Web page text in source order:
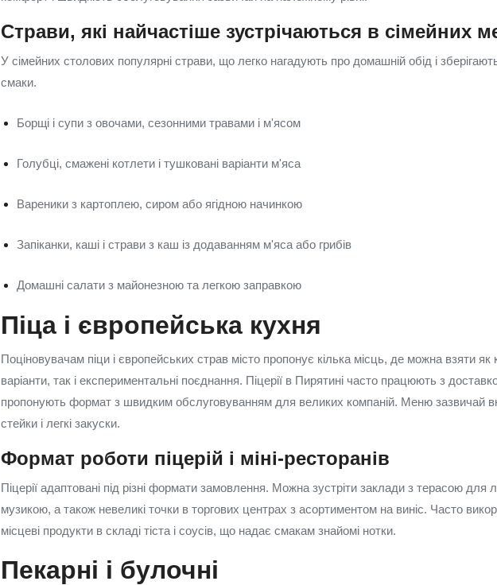
Страви, які найчастіше зустрічаються в сімейних
У сімейних столових популярні страви, що легко нагадують про домашній обід і зберігають
смаки.
Борщі і супи з овочами, сезонними травами і м'ясом
Голубці, смажені котлети і тушковані варіанти м'яса
Вареники з картоплею, сиром або ягідною начинкою
Запіканки, каші і страви з каш із додаванням м'яса або грибів
Домашні салати з майонезною та легкою заправкою
Піца і європейська кухня
Поціновувачам піци і європейських страв місто пропонує кілька місць, де можна взяти як
варіанти, так і експериментальні поєднання. Піцерії в Пирятині часто працюють з
пропонують формат з швидким обслуговуванням для великих компаній. Меню зазвичай
стейки і легкі закуски.
Формат роботи піцерій і міні-ресторанів
Піцерії адаптовані під різні формати замовлення. Можна зустріти заклади з терасою для
музикою, а також невеликі точки в торгових центрах з асортиментом на виніс. Часто
місцеві продукти в складі тіста і соусів, що надає смакам знайомі нотки.
Пекарні і булочні